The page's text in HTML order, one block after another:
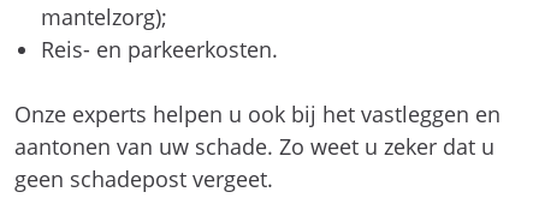
mantelzorg);
Reis- en parkeerkosten.
Onze experts helpen u ook bij het vastleggen en
aantonen van uw schade. Zo weet u zeker dat u
geen schadepost vergeet.